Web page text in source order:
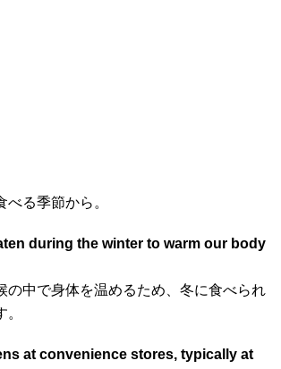
べる季節から。
during the winter to warm our body
の中で身体を温めるため、冬に食べられ
at convenience stores, typically at